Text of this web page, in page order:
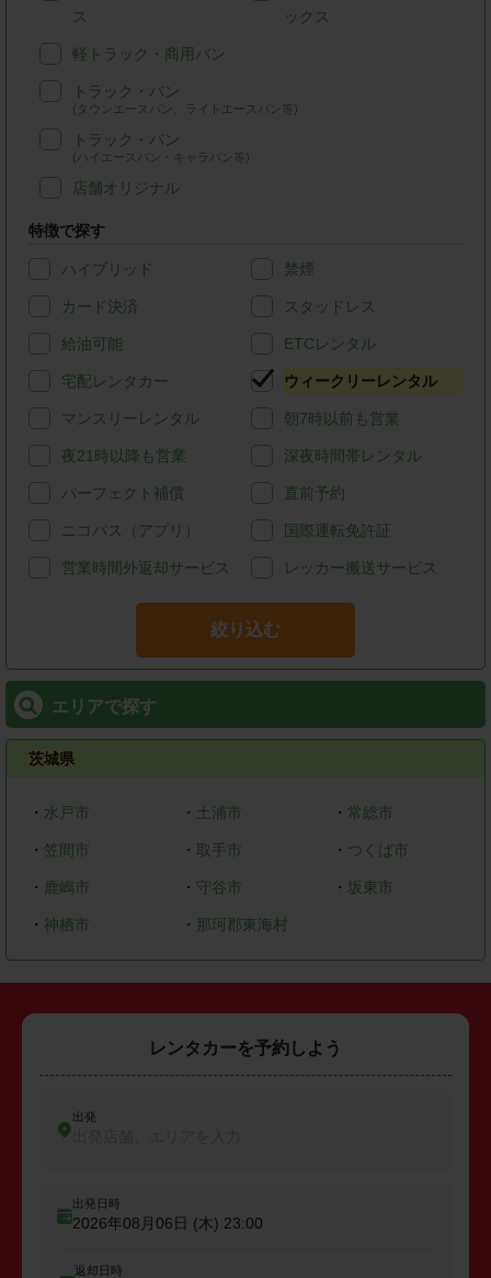
ス ックス
軽トラック・商用バン
トラック・バン
(タウンエースバン、ライトエースバン等)
トラック・バン
(ハイエースバン・キャラバン等)
店舗オリジナル
特徴で探す
ハイブリッド 禁煙
カード決済 スタッドレス
給油可能 ETCレンタル
宅配レンタカー ウィークリーレンタル
マンスリーレンタル 朝7時以前も営業
夜21時以降も営業 深夜時間帯レンタル
パーフェクト補償 直前予約
ニコパス（アプリ） 国際運転免許証
営業時間外返却サービス レッカー搬送サービス
絞り込む
エリアで探す
茨城県
・ 水戸市 ・ 土浦市 ・ 常総市
・ 笠間市 ・ 取手市 ・ つくば市
・ 鹿嶋市 ・ 守谷市 ・坂東市
・ 神栖市 ・ 那珂郡東海村
レンタカーを予約しよう
出発
出発日時
2026年08月06日 (木) 23:00
返却日時